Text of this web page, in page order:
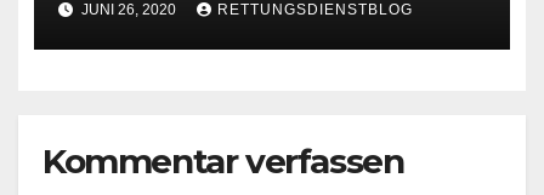
JUNI 26, 2020 RETTUNGSDIENSTBLOG
Kommentar verfassen